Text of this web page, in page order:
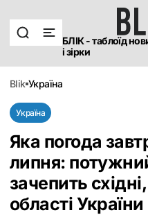
БЛІК - таблоїд
і зірки
blik україна
Україна
Яка погода
липня:
зачепить східні,
області України